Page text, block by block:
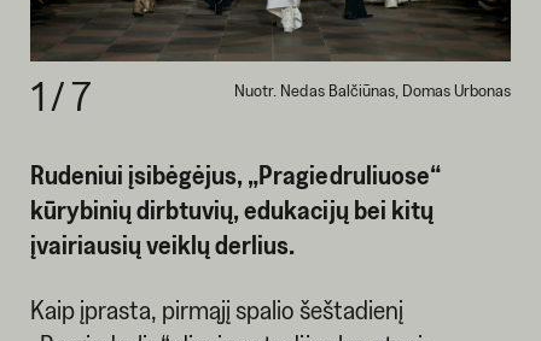
Nuotr. Nedas Balčiūnas, Domas Urbonas
1/7
Rudeniui įsibėgėjus, „Pragiedruliuose“
kūrybinių dirbtuvių, edukacijų bei kitų
įvairiausių veiklų derlius.
Kaip įprasta, pirmąjį spalio šeštadienį